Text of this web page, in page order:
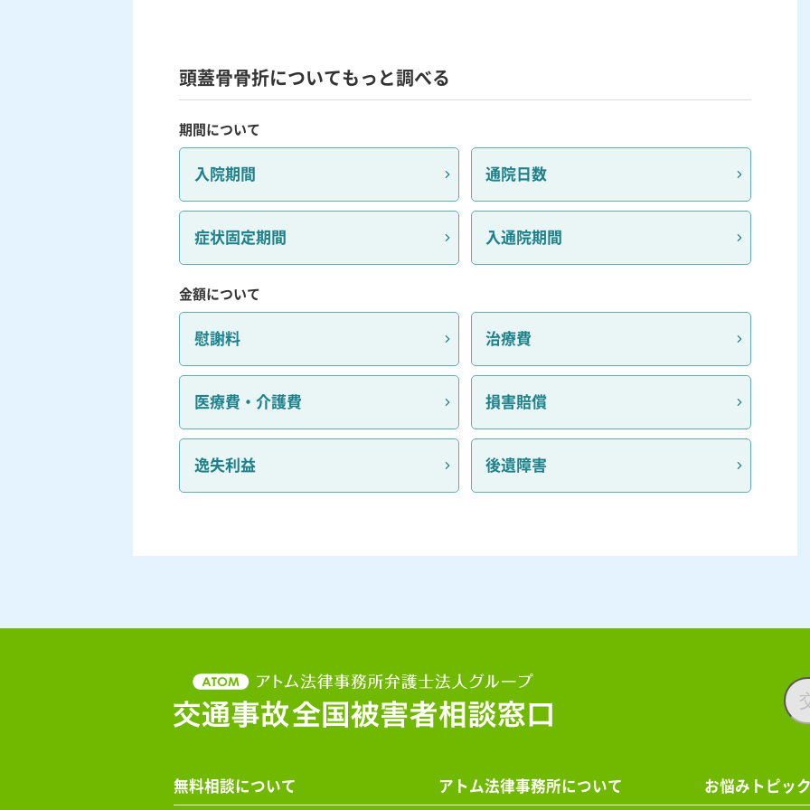
頭蓋骨骨折についてもっと調べる
期間について
入院期間 通院日数
症状固定期間 入通院期間
金額について
慰謝料 治療費
医療費・介護費 損害賠償
逸失利益 後遺障害
無料相談について アトム法律事務所について お悩みトピッ